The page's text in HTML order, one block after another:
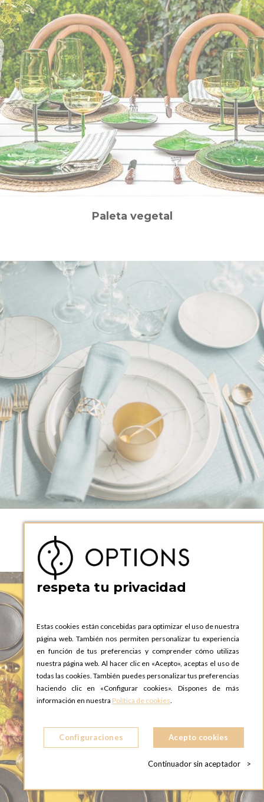
Paleta vegetal
respeta tu privacidad
Estas cookies están concebidas para optimizar el uso de nuestra
página web. También nos permiten personalizar tu experiencia
en función de tus preferencias y comprender cómo utilizas
nuestra página web. Al hacer clic en «Acepto», aceptas el uso de
todas las cookies. También puedes personalizar tus preferencias
haciendo clic en «Configurar cookies». Dispones de más
información en nuestra Política de cookies.
Configuraciones Acepto cookies
Continuador sin aceptador >